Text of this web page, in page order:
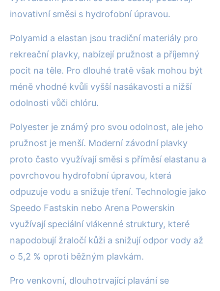
inovativní směsi s hydrofobní úpravou.
Polyamid a elastan jsou tradiční materiály pro
rekreační plavky, nabízejí pružnost a příjemný
pocit na těle. Pro dlouhé tratě však mohou být
méně vhodné kvůli vyšší nasákavosti a nižší
odolnosti vůči chlóru.
Polyester je známý pro svou odolnost, ale jeho
pružnost je menší. Moderní závodní plavky
proto často využívají směsi s příměsí elastanu a
povrchovou hydrofobní úpravou, která
odpuzuje vodu a snižuje tření. Technologie jako
Speedo Fastskin nebo Arena Powerskin
využívají speciální vlákenné struktury, které
napodobují žraločí kůži a snižují odpor vody až
o 5,2 % oproti běžným plavkám.
Pro venkovní, dlouhotrvající plavání se